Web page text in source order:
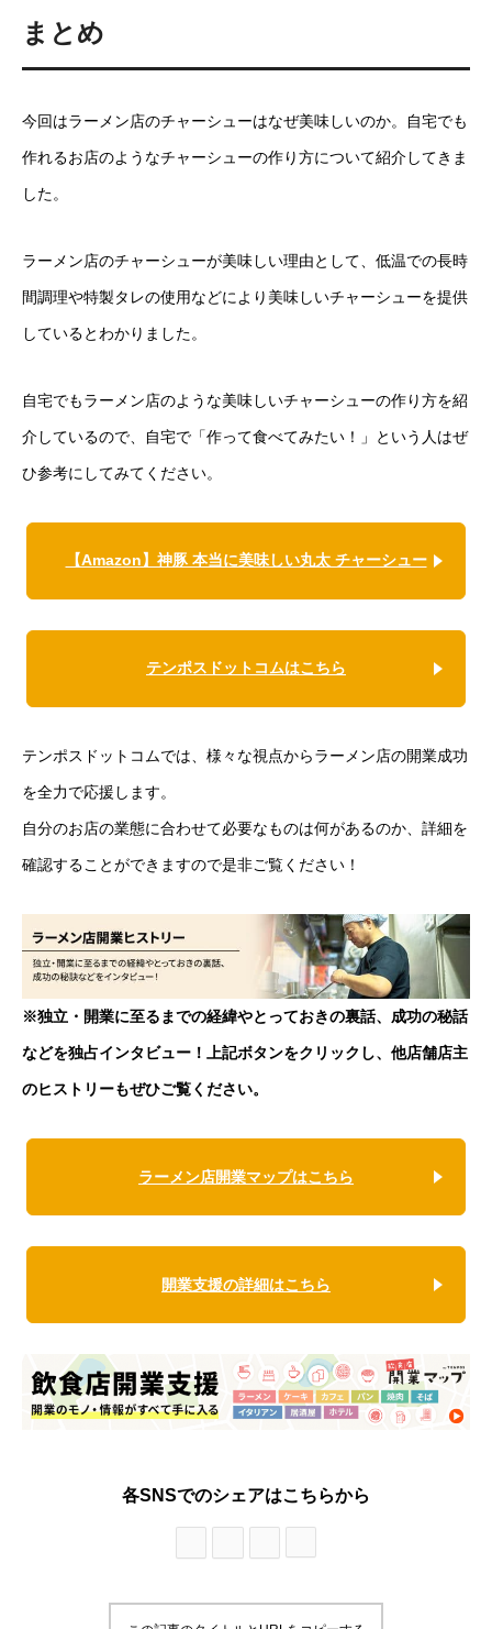
まとめ
今回はラーメン店のチャーシューはなぜ美味しいのか。自宅でも
作れるお店のようなチャーシューの作り方について紹介してきま
した。
ラーメン店のチャーシューが美味しい理由として、低温での長時
間調理や特製タレの使用などにより美味しいチャーシューを提供
しているとわかりました。
自宅でもラーメン店のような美味しいチャーシューの作り方を紹
介しているので、自宅で「作って食べてみたい！」という人はぜ
ひ参考にしてみてください。
【Amazon】神豚 本当に美味しい丸太 チャーシュー
テンポスドットコムはこちら
テンポスドットコムでは、様々な視点からラーメン店の開業成功
を全力で応援します。
自分のお店の業態に合わせて必要なものは何があるのか、詳細を
確認することができますので是非ご覧ください！
※独立・開業に至るまでの経緯やとっておきの裏話、成功の秘話
などを独占インタビュー！上記ボタンをクリックし、他店舗店主
のヒストリーもぜひご覧ください。
ラーメン店開業マップはこちら
開業支援の詳細はこちら
各SNSでのシェアはこちらから